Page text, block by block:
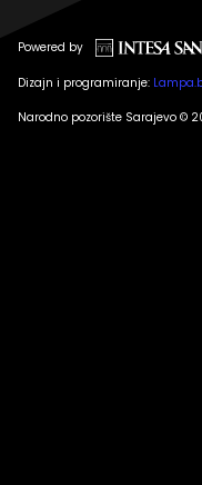
Powered by
Dizajn i programiranje:
Narodno pozorište Sarajevo ©